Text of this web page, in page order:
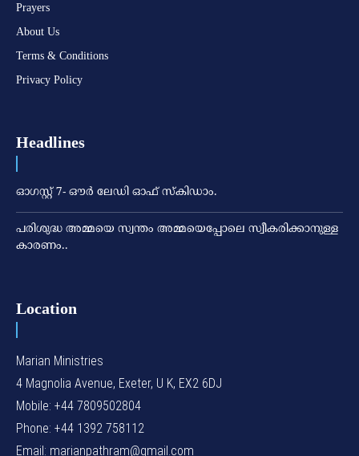
Prayers
About Us
Terms & Conditions
Privacy Policy
Headlines
ഓഗസ്റ്റ് 7- ഔര്‍ ലേഡി ഓഫ് സ്‌കിഡാം.
പരിശുദ്ധ അമ്മയെ സ്വന്തം അമ്മയെപ്പോലെ സ്വീകരിക്കാനുള്ള
കാരണം..
Location
Marian Ministries
4 Magnolia Avenue, Exeter, U K, EX2 6DJ
Mobile: +44 7809502804
Phone: +44 1392 758112
Email: marianpathram@gmail.com